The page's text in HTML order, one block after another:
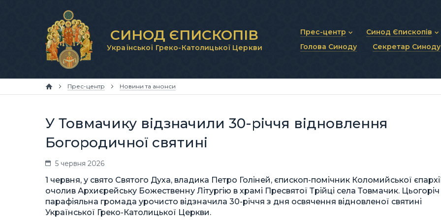
СИНОД ЄПИСКОПІВ
Української Греко-Католицької Церкви
Прес-центр
Новини та анонси
Синод Єпископів
Статут Синоду
Синодальні органи
Голова Синоду Секретар Синоду
Прес-центр Новини та анонси
У Товмачику відзначили 30-річчя відновлення
Богородичної святині
5 червня 2026
1 червня, у свято Святого Духа, владика Петро Голіней, єпископ-помічник Коломийської
очолив Архиєрейську Божественну Літургію в храмі Пресвятої Трійці села Товмачик. Цьогоріч
парафіяльна громада урочисто відзначила 30-річчя з дня освячення відновленої святині
Української Греко-Католицької Церкви.